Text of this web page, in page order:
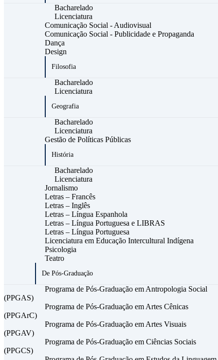
Bacharelado
Licenciatura
Comunicação Social - Audiovisual
Comunicação Social - Publicidade e Propaganda
Dança
Design
Filosofia
Bacharelado
Licenciatura
Geografia
Bacharelado
Licenciatura
Gestão de Políticas Públicas
História
Bacharelado
Licenciatura
Jornalismo
Letras – Francês
Letras – Inglês
Letras – Língua Espanhola
Letras – Língua Portuguesa e LIBRAS
Letras – Língua Portuguesa
Licenciatura em Educação Intercultural Indígena
Psicologia
Teatro
De Pós-Graduação
Programa de Pós-Graduação em Antropologia Social
(PPGAS)
Programa de Pós-Graduação em Artes Cênicas
(PPGArC)
Programa de Pós-Graduação em Artes Visuais
(PPGAV)
Programa de Pós-Graduação em Ciências Sociais
(PPGCS)